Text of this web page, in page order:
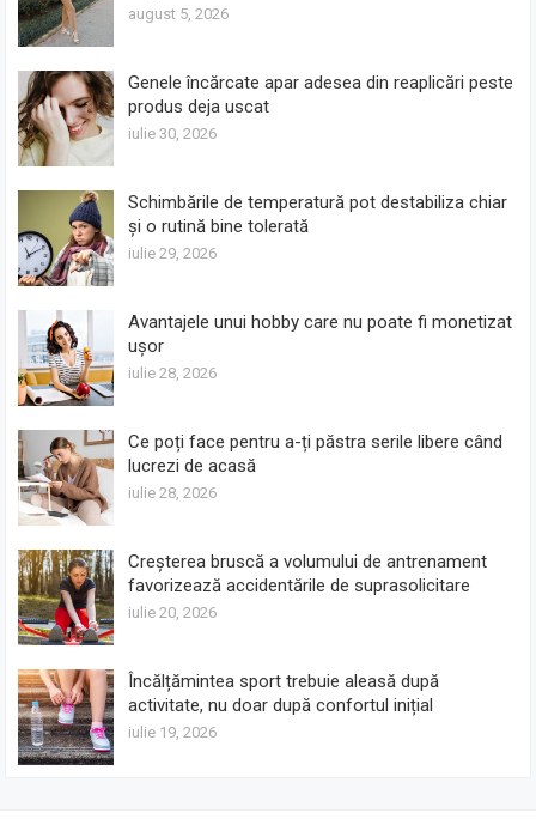
august 5, 2026
Genele încărcate apar adesea din reaplicări peste
produs deja uscat
iulie 30, 2026
Schimbările de temperatură pot destabiliza chiar
și o rutină bine tolerată
iulie 29, 2026
Avantajele unui hobby care nu poate fi monetizat
ușor
iulie 28, 2026
Ce poți face pentru a-ți păstra serile libere când
lucrezi de acasă
iulie 28, 2026
Creșterea bruscă a volumului de antrenament
favorizează accidentările de suprasolicitare
iulie 20, 2026
Încălțămintea sport trebuie aleasă după
activitate, nu doar după confortul inițial
iulie 19, 2026